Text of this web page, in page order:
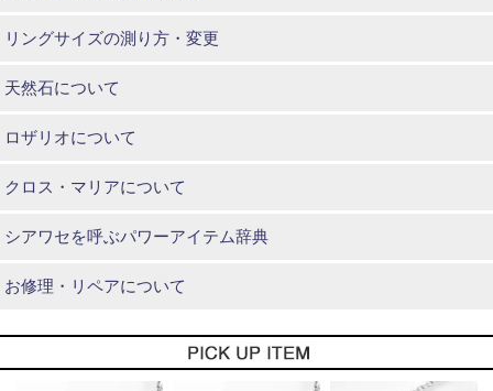
リングサイズの測り方・変更
天然石について
ロザリオについて
クロス・マリアについて
シアワセを呼ぶパワーアイテム辞典
お修理・リペアについて